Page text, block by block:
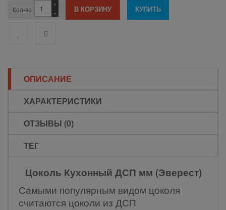
Кол-во -
+
ОПИСАНИЕ
ХАРАКТЕРИСТИКИ
ОТЗЫВЫ (0)
ТЕГ
Цоколь Кухонный ДСП мм (Эверест)
Самыми популярным видом цоколя
считаются цоколи из ДСП